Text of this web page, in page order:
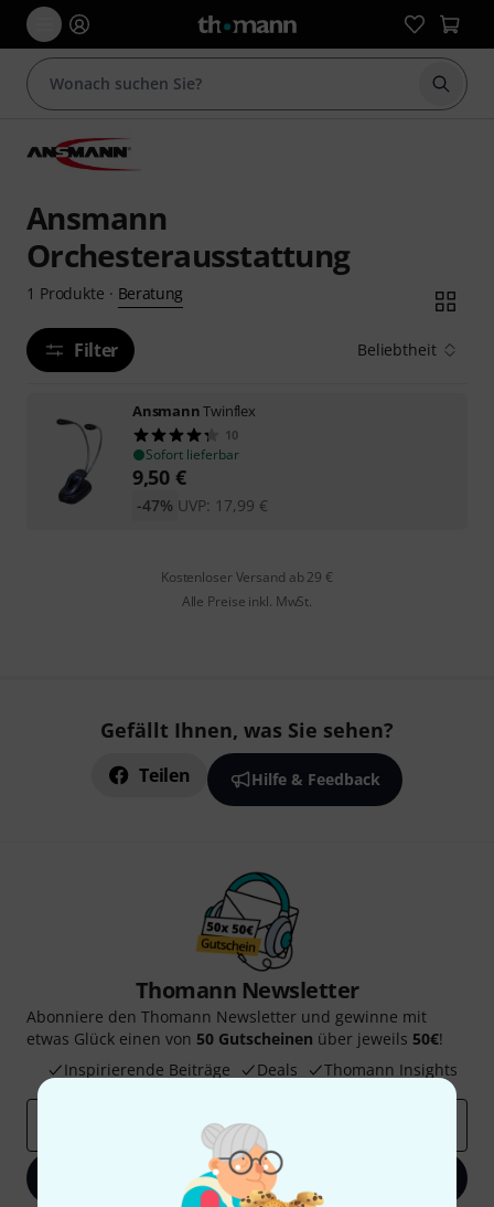
Suche
Ansmann
Orchesterausstattung
1 Produkte · Beratung
Filter Beliebtheit
AnsmannTwinflex
10
Sofort lieferbar
9,50 €
UVP: 17,99 €
-47%
Kostenloser Versand ab 29 €
Alle Preise inkl. MwSt.
Gefällt Ihnen, was Sie sehen?
Teilen Hilfe & Feedback
Thomann Newsletter
Abonniere den Thomann Newsletter und gewinne mit
etwas Glück einen von 50 Gutscheinen über jeweils 50€!
Inspirierende Beiträge
Deals Thomann Insights
Jetzt anmelden